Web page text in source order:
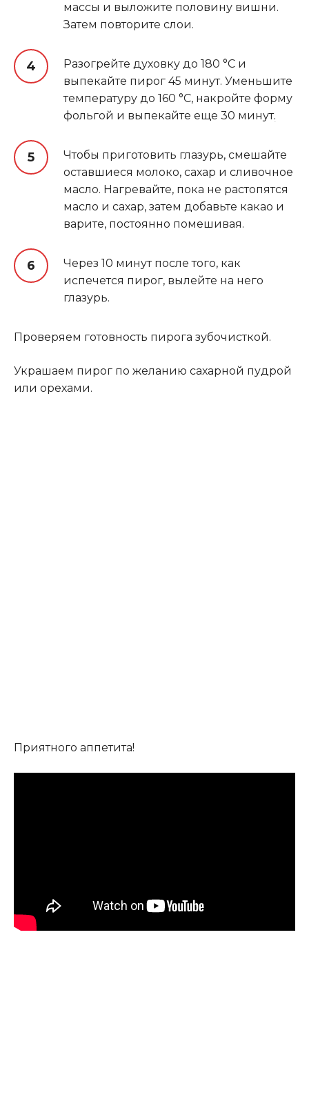
массы и выложите половину вишни.
Затем повторите слои.
Разогрейте духовку до 180 °С и
выпекайте пирог 45 минут. Уменьшите
температуру до 160 °С, накройте форму
фольгой и выпекайте еще 30 минут.
Чтобы приготовить глазурь, смешайте
оставшиеся молоко, сахар и сливочное
масло. Нагревайте, пока не растопятся
масло и сахар, затем добавьте какао и
варите, постоянно помешивая.
Через 10 минут после того, как
испечется пирог, вылейте на него
глазурь.
Проверяем готовность пирога зубочисткой.
Украшаем пирог по желанию сахарной пудрой
или орехами.
Приятного аппетита!